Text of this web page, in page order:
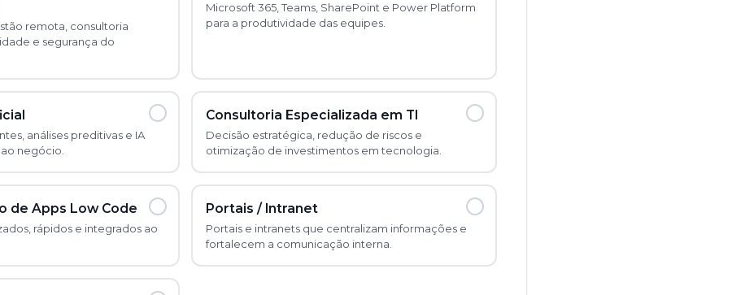
remota, consultoria
e segurança do
Microsoft 365, Teams, SharePoint e Power Platform
para a produtividade das equipes.
análises preditivas e IA
negócio.
Consultoria Especializada em TI
Decisão estratégica, redução de riscos e
otimização de investimentos em tecnologia.
de Apps Low Code
rápidos e integrados ao
Portais / Intranet
Portais e intranets que centralizam informações e
fortalecem a comunicação interna.